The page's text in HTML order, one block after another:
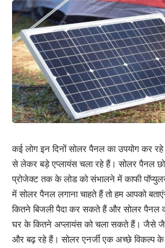
कई लोग इन दिनों सोलर पैनल का उपयोग कर
से लेकर बड़े एप्लायंस चला रहे हैं। सोलर पैनल
प्रोजेक्ट तक के लोड को संभालने में काफी
में सोलर पैनल लगाना चाहते हैं तो हम आपको
कितने बिजली पैदा कर सकते हैं और सोलर
घर के कितने अप्लायंस को चला सकते हैं। जैसे जैसे
और बढ़ रहे हैं। सोलर एनर्जी एक अच्छे विकल्प के